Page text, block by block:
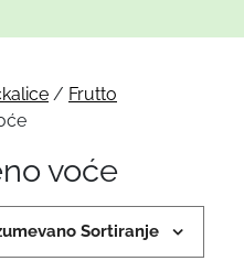
/ Frutto
voće
Sortiranje